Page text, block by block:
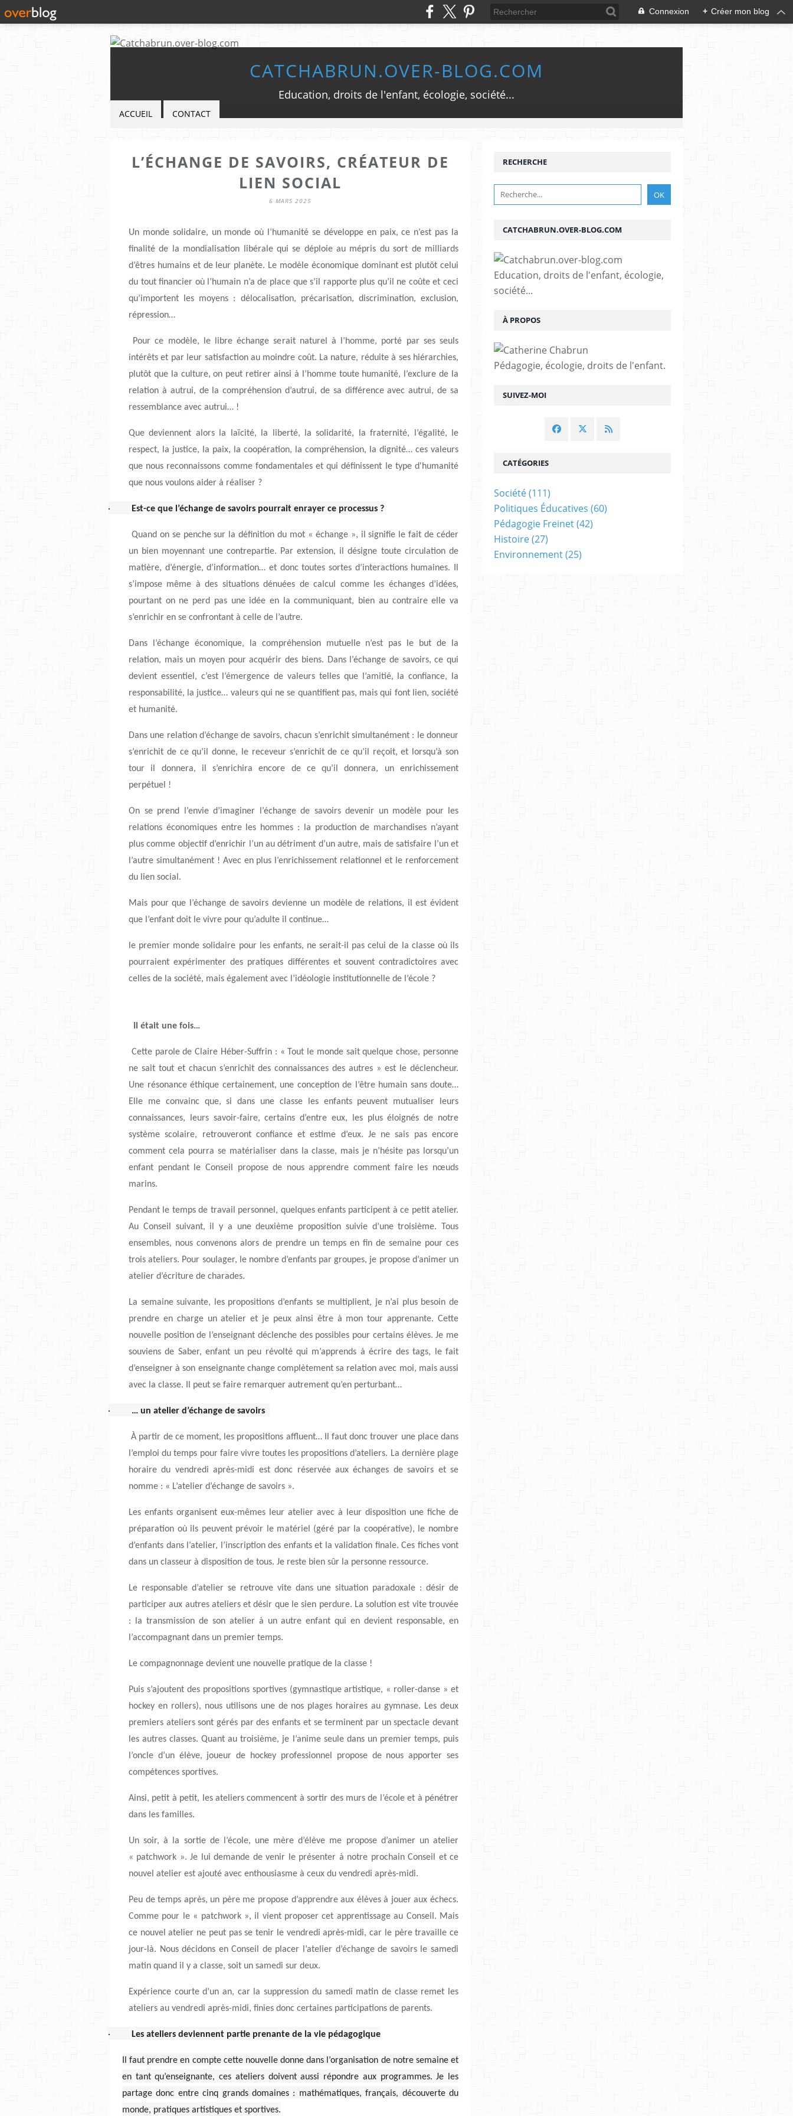
Connexion + Créer mon blog
CATCHABRUN.OVER-BLOG.COM
Education, droits de l'enfant, écologie, société...
ACCUEIL CONTACT
L’ÉCHANGE DE SAVOIRS, CRÉATEUR DE
LIEN SOCIAL
6 MARS 2025
Un monde solidaire, un monde où l’humanité se développe en paix, ce n’est pas la
finalité de la mondialisation libérale qui se déploie au mépris du sort de milliards
d’êtres humains et de leur planète. Le modèle économique dominant est plutôt celui
du tout financier où l’humain n’a de place que s’il rapporte plus qu’il ne coûte et ceci
qu’importent les moyens : délocalisation, précarisation, discrimination, exclusion,
répression…
Pour ce modèle, le libre échange serait naturel à l’homme, porté par ses seuls
intérêts et par leur satisfaction au moindre coût. La nature, réduite à ses hiérarchies,
plutôt que la culture, on peut retirer ainsi à l’homme toute humanité, l’exclure de la
relation à autrui, de la compréhension d’autrui, de sa différence avec autrui, de sa
ressemblance avec autrui… !
Que deviennent alors la laïcité, la liberté, la solidarité, la fraternité, l’égalité, le
respect, la justice, la paix, la coopération, la compréhension, la dignité… ces valeurs
que nous reconnaissons comme fondamentales et qui définissent le type d'humanité
que nous voulons aider à réaliser ?
· Est-ce que l’échange de savoirs pourrait enrayer ce processus ?
Quand on se penche sur la définition du mot « échange », il signifie le fait de céder
un bien moyennant une contrepartie. Par extension, il désigne toute circulation de
matière, d’énergie, d’information… et donc toutes sortes d’interactions humaines. Il
s’impose même à des situations dénuées de calcul comme les échanges d’idées,
pourtant on ne perd pas une idée en la communiquant, bien au contraire elle va
s’enrichir en se confrontant à celle de l’autre.
Dans l’échange économique, la compréhension mutuelle n’est pas le but de la
relation, mais un moyen pour acquérir des biens. Dans l’échange de savoirs, ce qui
devient essentiel, c’est l’émergence de valeurs telles que l’amitié, la confiance, la
responsabilité, la justice… valeurs qui ne se quantifient pas, mais qui font lien, société
et humanité.
Dans une relation d’échange de savoirs, chacun s’enrichit simultanément : le donneur
s’enrichit de ce qu’il donne, le receveur s’enrichit de ce qu’il reçoit, et lorsqu’à son
tour il donnera, il s’enrichira encore de ce qu’il donnera, un enrichissement
perpétuel !
On se prend l’envie d’imaginer l’échange de savoirs devenir un modèle pour les
relations économiques entre les hommes : la production de marchandises n’ayant
plus comme objectif d’enrichir l’un au détriment d’un autre, mais de satisfaire l’un et
l’autre simultanément ! Avec en plus l’enrichissement relationnel et le renforcement
du lien social.
Mais pour que l’échange de savoirs devienne un modèle de relations, il est évident
que l’enfant doit le vivre pour qu’adulte il continue…
le premier monde solidaire pour les enfants, ne serait-il pas celui de la classe où ils
pourraient expérimenter des pratiques différentes et souvent contradictoires avec
celles de la société, mais également avec l’idéologie institutionnelle de l’école ?
Il était une fois…
Cette parole de Claire Héber-Suffrin : « Tout le monde sait quelque chose, personne
ne sait tout et chacun s’enrichit des connaissances des autres » est le déclencheur.
Une résonance éthique certainement, une conception de l’être humain sans doute…
Elle me convainc que, si dans une classe les enfants peuvent mutualiser leurs
connaissances, leurs savoir-faire, certains d’entre eux, les plus éloignés de notre
système scolaire, retrouveront confiance et estime d’eux. Je ne sais pas encore
comment cela pourra se matérialiser dans la classe, mais je n’hésite pas lorsqu’un
enfant pendant le Conseil propose de nous apprendre comment faire les nœuds
marins.
Pendant le temps de travail personnel, quelques enfants participent à ce petit atelier.
Au Conseil suivant, il y a une deuxième proposition suivie d’une troisième. Tous
ensembles, nous convenons alors de prendre un temps en fin de semaine pour ces
trois ateliers. Pour soulager, le nombre d’enfants par groupes, je propose d’animer un
atelier d’écriture de charades.
La semaine suivante, les propositions d’enfants se multiplient, je n’ai plus besoin de
prendre en charge un atelier et je peux ainsi être à mon tour apprenante. Cette
nouvelle position de l’enseignant déclenche des possibles pour certains élèves. Je me
souviens de Saber, enfant un peu révolté qui m’apprends à écrire des tags, le fait
d’enseigner à son enseignante change complètement sa relation avec moi, mais aussi
avec la classe. Il peut se faire remarquer autrement qu’en perturbant…
· … un atelier d’échange de savoirs
À partir de ce moment, les propositions affluent… Il faut donc trouver une place dans
l’emploi du temps pour faire vivre toutes les propositions d’ateliers. La dernière plage
horaire du vendredi après-midi est donc réservée aux échanges de savoirs et se
nomme : « L’atelier d’échange de savoirs ».
Les enfants organisent eux-mêmes leur atelier avec à leur disposition une fiche de
préparation où ils peuvent prévoir le matériel (géré par la coopérative), le nombre
d’enfants dans l’atelier, l’inscription des enfants et la validation finale. Ces fiches vont
dans un classeur à disposition de tous. Je reste bien sûr la personne ressource.
Le responsable d’atelier se retrouve vite dans une situation paradoxale : désir de
participer aux autres ateliers et désir que le sien perdure. La solution est vite trouvée
: la transmission de son atelier à un autre enfant qui en devient responsable, en
l’accompagnant dans un premier temps.
Le compagnonnage devient une nouvelle pratique de la classe !
Puis s’ajoutent des propositions sportives (gymnastique artistique, « roller-danse » et
hockey en rollers), nous utilisons une de nos plages horaires au gymnase. Les deux
premiers ateliers sont gérés par des enfants et se terminent par un spectacle devant
les autres classes. Quant au troisième, je l’anime seule dans un premier temps, puis
l’oncle d’un élève, joueur de hockey professionnel propose de nous apporter ses
compétences sportives.
Ainsi, petit à petit, les ateliers commencent à sortir des murs de l’école et à pénétrer
dans les familles.
Un soir, à la sortie de l’école, une mère d’élève me propose d’animer un atelier
« patchwork ». Je lui demande de venir le présenter à notre prochain Conseil et ce
nouvel atelier est ajouté avec enthousiasme à ceux du vendredi après-midi.
Peu de temps après, un père me propose d’apprendre aux élèves à jouer aux échecs.
Comme pour le « patchwork », il vient proposer cet apprentissage au Conseil. Mais
ce nouvel atelier ne peut pas se tenir le vendredi après-midi, car le père travaille ce
jour-là. Nous décidons en Conseil de placer l’atelier d’échange de savoirs le samedi
matin quand il y a classe, soit un samedi sur deux.
Expérience courte d’un an, car la suppression du samedi matin de classe remet les
ateliers au vendredi après-midi, finies donc certaines participations de parents.
· Les ateliers deviennent partie prenante de la vie pédagogique
Il faut prendre en compte cette nouvelle donne dans l’organisation de notre semaine et
en tant qu’enseignante, ces ateliers doivent aussi répondre aux programmes. Je les
partage donc entre cinq grands domaines : mathématiques, français, découverte du
monde, pratiques artistiques et sportives.
SUIVEZ-MOI
RECHERCHE
CATCHABRUN.OVER-BLOG.COM
Education, droits de l'enfant, écologie,
société...
À PROPOS
Pédagogie, écologie, droits de l'enfant.
CATÉGORIES
Société(111)
Politiques Éducatives (60)
Pédagogie Freinet(42)
Histoire(27)
Environnement(25)